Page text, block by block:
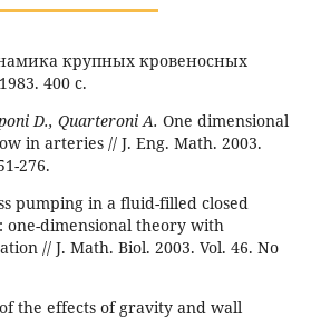
крупных кровеносных
400 с.
D., Quarteroni A. One dimensional
in arteries // J. Eng. Math. 2003.
276.
pumping in a fluid-filled closed
one-dimensional theory with
// J. Math. Biol. 2003. Vol. 46. No
the effects of gravity and wall